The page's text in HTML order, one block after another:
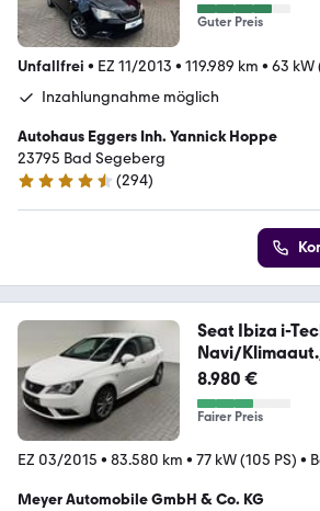
Guter Preis
Unfallfrei • EZ 11/2013 • 119.989 km • 63 kW
Inzahlungnahme möglich
Autohaus Eggers Inh. Yannick Hoppe
23795 Bad Segeberg
4.7 Sterne
(294)
Seat Ibiza i-
Navi/
m./16LM
8.980 €
Fairer Preis
EZ 03/2015 • 83.580 km • 77 kW (105 PS) •
Meyer Automobile GmbH & Co. KG